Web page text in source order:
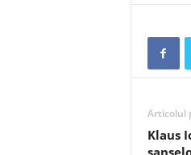
Articolul
Klaus